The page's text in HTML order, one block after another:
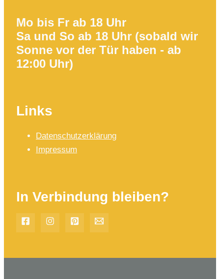
Mo bis Fr ab 18 Uhr
Sa und So ab 18 Uhr (sobald wir
Sonne vor der Tür haben - ab
12:00 Uhr)
Links
Datenschutzerklärung
Impressum
In Verbindung bleiben?